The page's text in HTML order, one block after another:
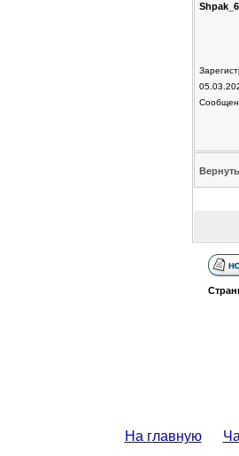
На главную